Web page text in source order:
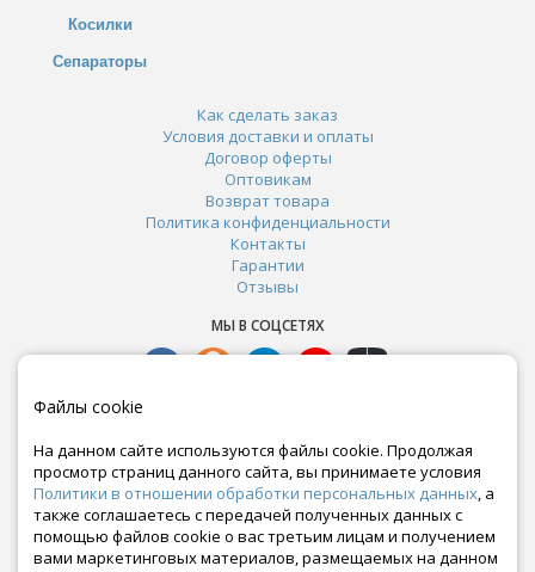
Косилки
Сепараторы
Как сделать заказ
Условия доставки и оплаты
Договор оферты
Оптовикам
Возврат товара
Политика конфиденциальности
Контакты
Гарантии
Отзывы
МЫ В СОЦСЕТЯХ
Файлы cookie
На данном сайте используются файлы cookie. Продолжая
просмотр страниц данного сайта, вы принимаете условия
Политики в отношении обработки персональных данных, а
также соглашаетесь с передачей полученных данных с
помощью файлов cookie о вас третьим лицам и получением
вами маркетинговых материалов, размещаемых на данном